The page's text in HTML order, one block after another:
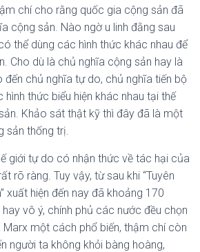
chí cho rằng quốc gia cộng sản đã
cộng sản. Nào ngờ u linh đằng sau
thể dùng các hình thức khác nhau để
Cho dù là chủ nghĩa cộng sản hay là
đến chủ nghĩa tự do, chủ nghĩa tiến bộ
hình thức biểu hiện khác nhau tại thế
Khảo sát thật kỹ thì đây đã là một
sản thống trị.
giới tự do có nhận thức về tác hại của
rõ ràng. Tuy vậy, từ sau khi “Tuyên
xuất hiện đến nay đã khoảng 170
vô ý, chính phủ các nước đều chọn
một cách phổ biến, thậm chí còn
người ta không khỏi bàng hoàng,